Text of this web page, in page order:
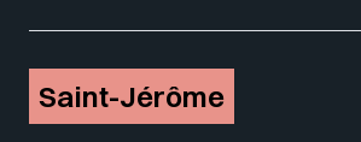
Saint-Jérôme